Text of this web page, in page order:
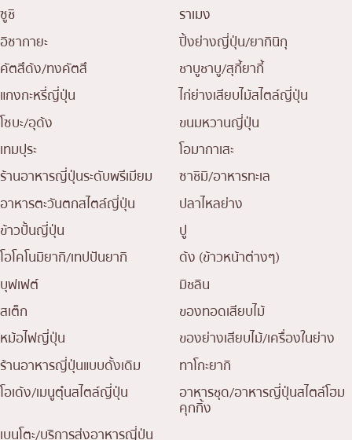
ซูชิ
ราเมง
อิซากายะ
ปิ้งย่างญี่ปุ่น/ยากินิกุ
คัตสึด้ง/ทงคัตสึ
ชาบูชาบู/สุกี้ยากี้
แกงกะหรี่ญี่ปุ่น
ไก่ย่างเสียบไม้สไตล์ญี่ปุ่น
โซบะ/อุด้ง
ขนมหวานญี่ปุ่น
เทมปุระ
โอมากาเสะ
ร้านอาหารญี่ปุ่นระดับพรีเมียม
ซาชิมิ/อาหารทะเล
อาหารตะวันตกสไตล์ญี่ปุ่น
ปลาไหลย่าง
ข้าวปั้นญี่ปุ่น
ปู
โอโคโนมิยากิ/เทปปันยากิ
ด้ง (ข้าวหน้าต่างๆ)
บุฟเฟต์
มิชลิน
สเต็ก
ของทอดเสียบไม้
หม้อไฟญี่ปุ่น
ของย่างเสียบไม้/เครื่องในย่าง
ร้านอาหารญี่ปุ่นแบบดั้งเดิม
ทาโกะยากิ
โอเด้ง/เมนูตุ๋นสไตล์ญี่ปุ่น
อาหารชุด/อาหารญี่ปุ่นสไตล์โฮม
คุกกิ้ง
เบนโตะ/บริการส่งอาหารญี่ปุ่น